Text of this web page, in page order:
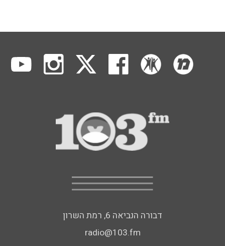
דבורה הנביאה 6, רמת השרון
radio@103.fm